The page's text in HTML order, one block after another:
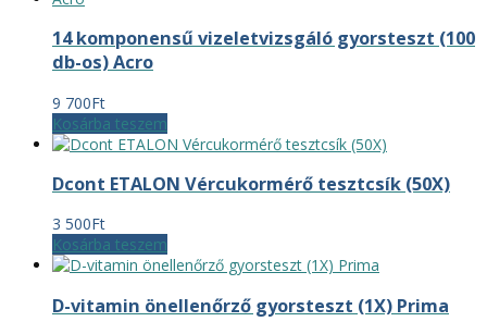
14 komponensű vizeletvizsgáló gyorsteszt (100
db-os) Acro
9 700Ft
Kosárba teszem
Dcont ETALON Vércukormérő tesztcsík (50X)
3 500Ft
Kosárba teszem
D-vitamin önellenőrző gyorsteszt (1X) Prima